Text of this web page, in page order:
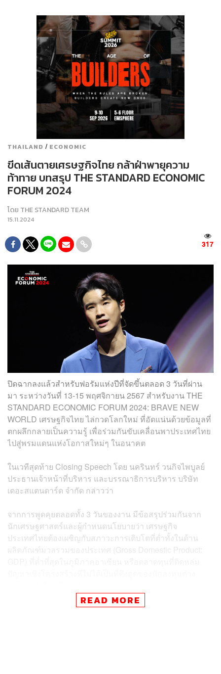
THAILAND / ECONOMIC
ขีดเส้นตายเศรษฐกิจไทย กล้าฝ่าพายุความ
ท้าทาย บทสรุป THE STANDARD ECONOMIC
FORUM 2024
โดย THE STANDARD TEAM
15.11.2024
317
ปิดฉากลงแล้วสำหรับฟอรัมแห่งปีที่จัดขึ้นตลอด 3 วันที่ผ่าน
มา ระหว่างวันที่ 13-15 พฤศจิกายน 2567 สำหรับงาน THE
STANDARD ECONOMIC FORUM 2024: BRAVE NEW
WORLD เศรษฐกิจไทย ไล่กวดโลกใหม่ ที่อัดแน่นด้วยข้อมูลที่
ตกผลึกกลายเป็นความรู้ เพื่อร่วมกันขับเคลื่อนพาประเทศไทย
ไปสู่พรมแดนแห่งโอกาสใหม่ๆ ในอนาคต
ในเวทีสุดท้าย Closing Speech โดย นครินทร์ วนกิจไพบูลย์
ประธานเจ้าหน้าที่บริหาร และบรรณาธิการบริหาร บริษัท
เดอะสแตนดาร์ด จำกัด กล่าวว่า
จากการพูดคุยตลอดทั้ง 3 วันของงาน มีข้อสรุปร่วมกันจาก
นักเศรษฐศาสตร์​และผู้กำหนดนโยบายว่า เศรษฐกิจ
ประเทศไทยต้องเผชิญกับสภาวะการเติบโตที่ต่ำทั้งในด้าน
ผลิตภัณฑ์มวลรวมของประเทศ (Gross Domestic Product:
ก่อนจะฉายภาพว่าเศรษฐกิจไทยดำเนินมาถึงจุดนี้ได้
READ MORE